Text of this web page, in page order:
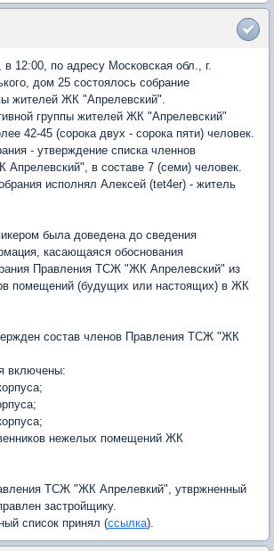
в 12:00, по адресу Московская обл., г.
дом 25 состоялось собрание
жителей ЖК "Апрелевский".
группы жителей ЖК "Апрелевский"
42-45 (сорока двух - сорока пяти) человек.
- утверждение списка членнов
в составе 7 (семи) человек.
исполнял Алексей (tet4er) - житель
была доведена до сведения
касающаяся обоснования
Правления ТСЖ "ЖК Апрелевский" из
помещений (будущих или настоящих) в ЖК
состав членов Правления ТСЖ "ЖК
включены:
нежелых помещений ЖК
ТСЖ "ЖК Апрелевкий", утвржненный
застройщику.
список принял (ссылка).